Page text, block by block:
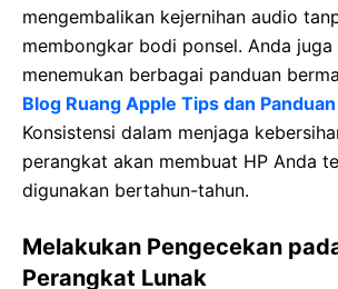
mengembalikan kejernihan audio
membongkar bodi ponsel. Anda juga
menemukan berbagai panduan
Blog Ruang Apple Tips dan
Konsistensi dalam menjaga
perangkat akan membuat HP Anda
digunakan bertahun-tahun.
Melakukan Pengecekan
Perangkat Lunak